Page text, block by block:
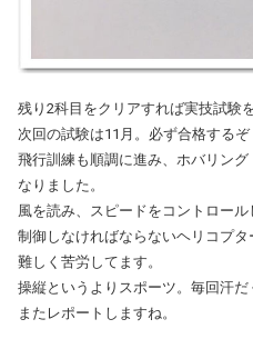
残り2科目をクリアすれば実技試験
次回の試験は11月。必ず合格するぞ
飛行訓練も順調に進み、ホバリン
なりました。
風を読み、スピードをコントロー
制御しなければならないヘリコプ
難しく苦労してます。
操縦というよりスポーツ。毎回汗だ
またレポートしますね。